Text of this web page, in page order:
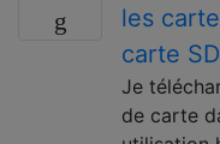
les
carte SD
Je
de carte